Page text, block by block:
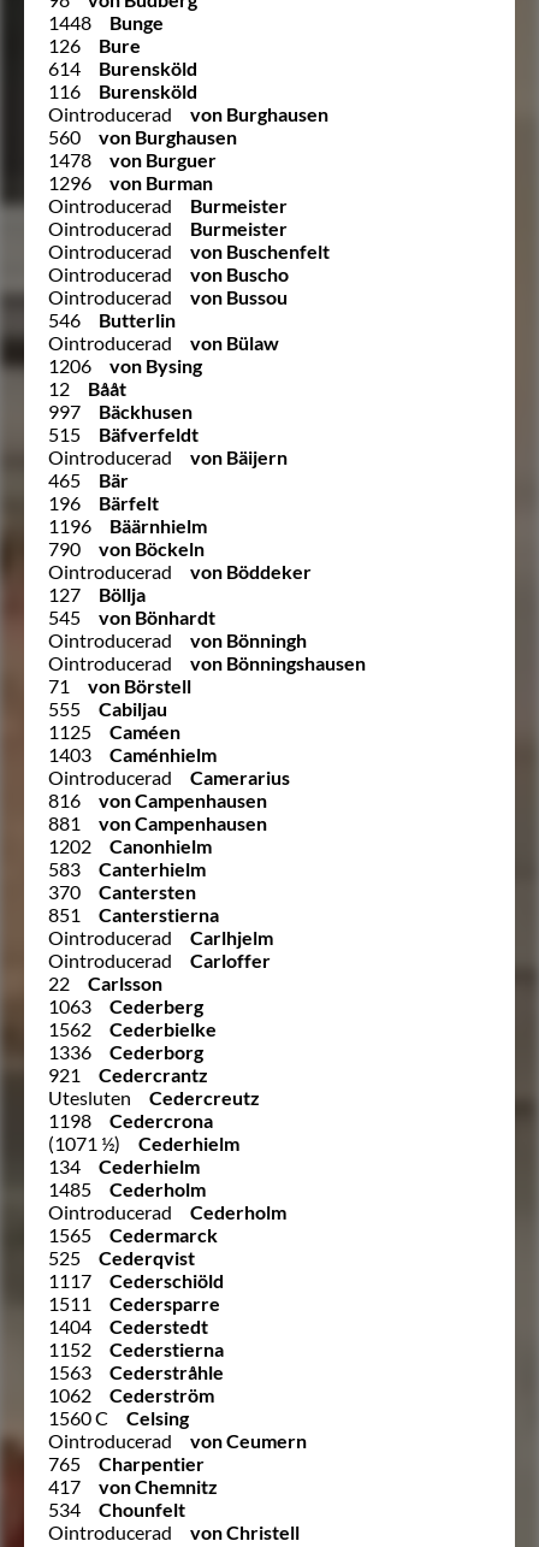
1448
Bunge
126
Bure
614
Burensköld
116
Burensköld
Ointroducerad
von Burghausen
560
von Burghausen
1478
von Burguer
1296
von Burman
Ointroducerad
Burmeister
Ointroducerad
Burmeister
Ointroducerad
von Buschenfelt
Ointroducerad
von Buscho
Ointroducerad
von Bussou
546
Butterlin
Ointroducerad
von Bülaw
1206
von Bysing
12
Bååt
997
Bäckhusen
515
Bäfverfeldt
Ointroducerad
von Bäijern
465
Bär
196
Bärfelt
1196
Bäärnhielm
790
von Böckeln
Ointroducerad
von Böddeker
127
Böllja
545
von Bönhardt
Ointroducerad
von Bönningh
Ointroducerad
von Bönningshausen
71
von Börstell
555
Cabiljau
1125
Caméen
1403
Caménhielm
Ointroducerad
Camerarius
816
von Campenhausen
881
von Campenhausen
1202
Canonhielm
583
Canterhielm
370
Cantersten
851
Canterstierna
Ointroducerad
Carlhjelm
Ointroducerad
Carloffer
22
Carlsson
1063
Cederberg
1562
Cederbielke
1336
Cederborg
921
Cedercrantz
Utesluten
Cedercreutz
1198
Cedercrona
(1071 ½)
Cederhielm
134
Cederhielm
1485
Cederholm
Ointroducerad
Cederholm
1565
Cedermarck
525
Cederqvist
1117
Cederschiöld
1511
Cedersparre
1404
Cederstedt
1152
Cederstierna
1563
Cederstråhle
1062
Cederström
1560 C
Celsing
Ointroducerad
von Ceumern
765
Charpentier
417
von Chemnitz
534
Chounfelt
Ointroducerad
von Christell